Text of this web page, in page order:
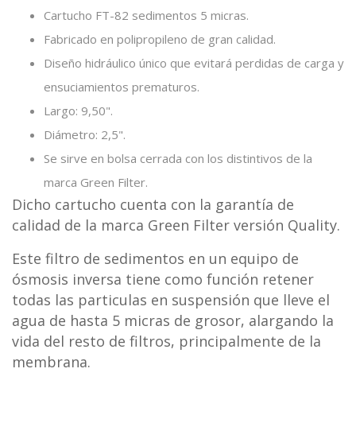
Cartucho FT-82 sedimentos 5 micras.
Fabricado en polipropileno de gran calidad.
Diseño hidráulico único que evitará perdidas de carga y
ensuciamientos prematuros.
Largo: 9,50".
Diámetro: 2,5".
Se sirve en bolsa cerrada con los distintivos de la
marca Green Filter.
Dicho cartucho cuenta con la garantía de
calidad de la marca Green Filter versión Quality.
Este filtro de sedimentos en un equipo de
ósmosis inversa tiene como función retener
todas las particulas en suspensión que lleve el
agua de hasta 5 micras de grosor, alargando la
vida del resto de filtros, principalmente de la
membrana.